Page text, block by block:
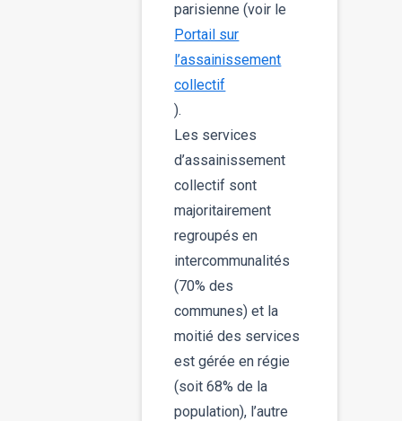
parisienne (voir le
Portail sur
l’assainissement
collectif
).
Les services
d’assainissement
collectif sont
majoritairement
regroupés en
intercommunalités
(70% des
communes) et la
moitié des services
est gérée en régie
(soit 68% de la
population), l’autre